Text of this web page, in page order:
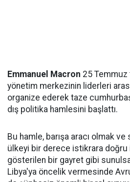
Emmanuel Macron 25 Temmuz
yönetim merkezinin liderleri
organize ederek taze
dış politika hamlesini başlattı.
Bu hamle, barışa aracı olmak
ülkeyi bir derece istikrara
gösterilen bir gayret gibi
Libya'ya öncelik vermesinde